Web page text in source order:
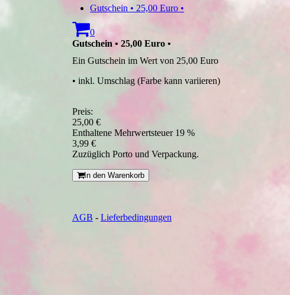
Gutschein • 25,00 Euro •
0
Gutschein • 25,00 Euro •
Ein Gutschein im Wert von 25,00 Euro
• inkl. Umschlag (Farbe kann variieren)
Preis:
25,00 €
Enthaltene Mehrwertsteuer 19 %
3,99 €
Zuzüglich Porto und Verpackung.
In den Warenkorb
AGB - Lieferbedingungen